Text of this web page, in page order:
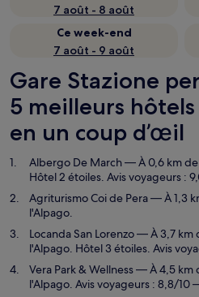
7 août - 8 août
Ce week-end
7 août - 9 août
Gare Stazione
5 meilleurs
en un coup d’œil
Albergo De March— À 0,6 km de
Hôtel 2 étoiles. Avis voyageurs :
Agriturismo Coi de Pera— À 1,3
l'Alpago.
Locanda San Lorenzo— À 3,7 km
l'Alpago. Hôtel 3 étoiles. Avis
Vera Park & Wellness— À 4,5 km
l'Alpago. Avis voyageurs : 8,8/10